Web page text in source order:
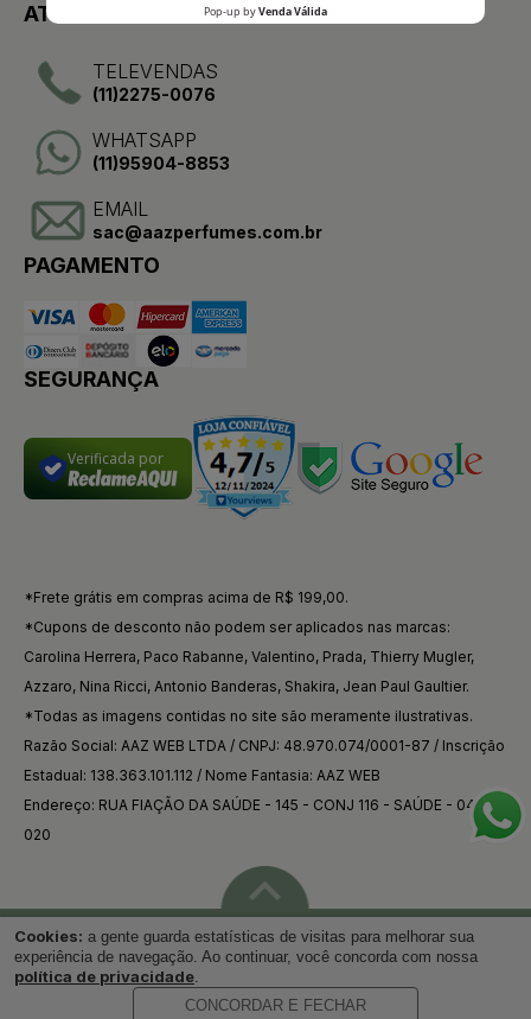
ATENDIMENTO
TELEVENDAS
(11)2275-0076
WHATSAPP
(11)95904-8853
EMAIL
sac@aazperfumes.com.br
PAGAMENTO
SEGURANÇA
Verificada por
*Frete grátis em compras acima de R$ 199,00.
*Cupons de desconto não podem ser aplicados nas marcas:
Carolina Herrera, Paco Rabanne, Valentino, Prada, Thierry Mugler,
Azzaro, Nina Ricci, Antonio Banderas, Shakira, Jean Paul Gaultier.
*Todas as imagens contidas no site são meramente ilustrativas.
Razão Social: AAZ WEB LTDA / CNPJ: 48.970.074/0001-87 / Inscrição
Estadual: 138.363.101.112 / Nome Fantasia: AAZ WEB
Endereço: RUA FIAÇÃO DA SAÚDE - 145 - CONJ 116 - SAÚDE - 04144-
020
Voltar ao topo
Cookies: a gente guarda estatísticas de visitas para melhorar sua
experiência de navegação. Ao continuar, você concorda com nossa
política de privacidade.
CONCORDAR E FECHAR